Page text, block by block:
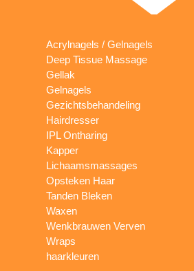
Acrylnagels / Gelnagels
Deep Tissue Massage
Gellak
Gelnagels
Gezichtsbehandeling
Hairdresser
IPL Ontharing
Kapper
Lichaamsmassages
Opsteken Haar
Tanden Bleken
Waxen
Wenkbrauwen Verven
Wraps
haarkleuren